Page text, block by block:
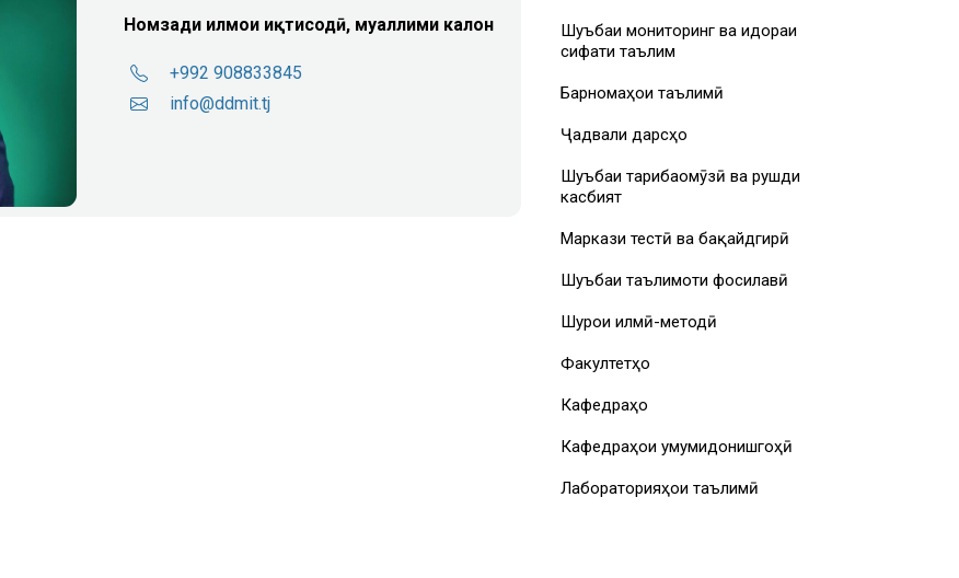
Номзади илмҳои иқтисодӣ, муаллими калон
+992 908833845
info@ddmit.tj
Шуъбаи мониторинг ва идораи
сифати таълим
Барномаҳои таълимӣ
Ҷадвали дарсҳо
Шуъбаи таҷрибаомӯзӣ ва рушди
касбият
Маркази тестӣ ва бақайдгирӣ
Шуъбаи таълимоти фосилавӣ
Шурои илмӣ-методӣ
Факултетҳо
Кафедраҳо
Кафедраҳои умумидонишгоҳӣ
Лабораторияҳои таълимӣ